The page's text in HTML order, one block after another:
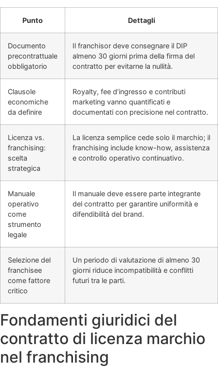
Punto Dettagli
Documento
precontrattuale
obbligatorio
Il franchisor deve consegnare il DIP
almeno 30 giorni prima della firma del
contratto per evitarne la nullità.
Clausole
economiche
da definire
Royalty, fee d’ingresso e contributi
marketing vanno quantificati e
documentati con precisione nel contratto.
Licenza vs.
franchising:
scelta
strategica
La licenza semplice cede solo il marchio; il
franchising include know-how, assistenza
e controllo operativo continuativo.
Manuale
operativo
come
strumento
legale
Il manuale deve essere parte integrante
del contratto per garantire uniformità e
difendibilità del brand.
Selezione del
franchisee
come fattore
critico
Un periodo di valutazione di almeno 30
giorni riduce incompatibilità e conflitti
futuri tra le parti.
Fondamenti giuridici del
contratto di licenza marchio
nel franchising